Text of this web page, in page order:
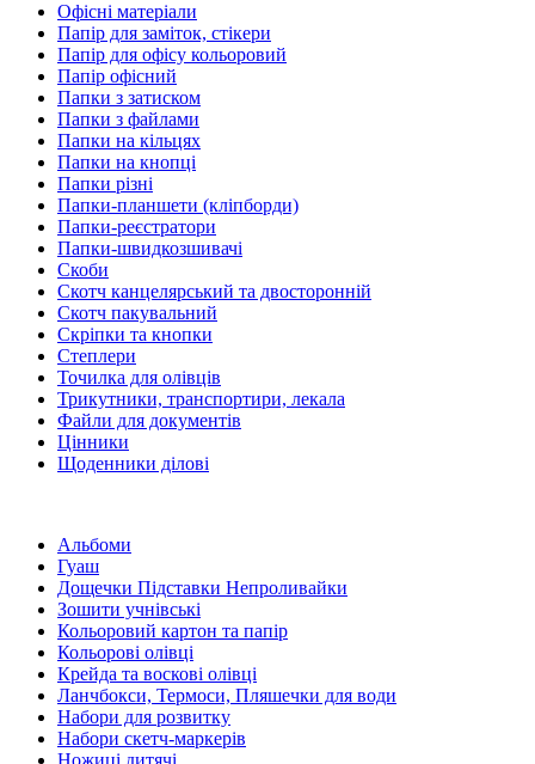
Офісні матеріали
Папір для заміток, стікери
Папір для офісу кольоровий
Папір офісний
Папки з затиском
Папки з файлами
Папки на кільцях
Папки на кнопці
Папки різні
Папки-планшети (кліпборди)
Папки-реєстратори
Папки-швидкозшивачі
Скоби
Скотч канцелярський та двосторонній
Скотч пакувальний
Скріпки та кнопки
Степлери
Точилка для олівців
Трикутники, транспортири, лекала
Файли для документів
Цінники
Щоденники ділові
Альбоми
Гуаш
Дощечки Підставки Непроливайки
Зошити учнівські
Кольоровий картон та папір
Кольорові олівці
Крейда та воскові олівці
Ланчбокси, Термоси, Пляшечки для води
Набори для розвитку
Набори скетч-маркерів
Ножиці дитячі